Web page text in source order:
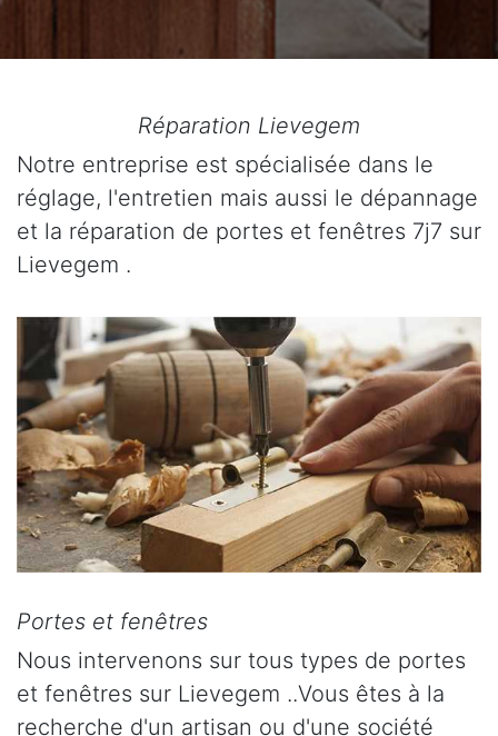
Réparation Lievegem
Notre entreprise est spécialisée dans le
réglage, l'entretien mais aussi le dépannage
et la réparation de portes et fenêtres 7j7 sur
Lievegem .
Portes et fenêtres
Nous intervenons sur tous types de portes
et fenêtres sur Lievegem ..Vous êtes à la
recherche d'un artisan ou d'une société